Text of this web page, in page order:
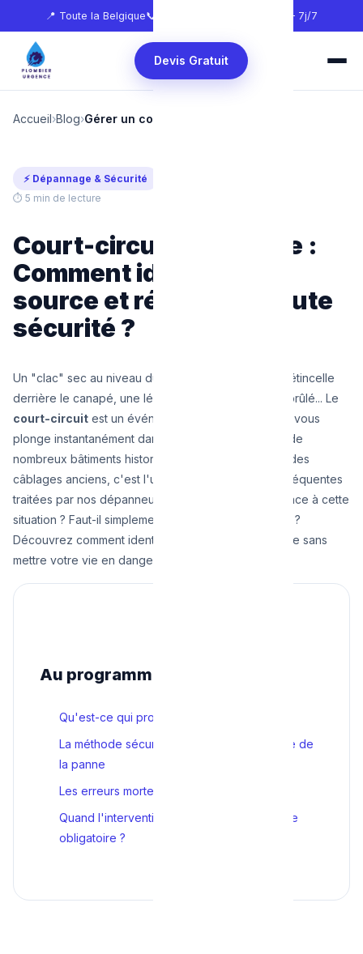
📍 Toute la Belgique📞 🕐 24h/24 — 7j/7
Devis Gratuit
Accueil›Blog›Gérer un court-circuit
⚡ Dépannage & Sécurité
⏱ 5 min de lecture
Court-circuit électrique :
Comment identifier la
source et réparer en toute
sécurité ?
Un "clac" sec au niveau du tableau électrique, une étincelle
derrière le canapé, une légère odeur de plastique brûlé... Le
court-circuit est un événement impressionnant qui vous
plonge instantanément dans le noir. À Bruxelles, où de
nombreux bâtiments historiques possèdent encore des
câblages anciens, c'est l'une des pannes les plus fréquentes
traitées par nos dépanneurs. Mais comment réagir face à cette
situation ? Faut-il simplement remonter le disjoncteur ?
Découvrez comment identifier la source du problème sans
mettre votre vie en danger.
Au programme
Qu'est-ce qui provoque un court-circuit ?
La méthode sécurisée pour trouver l'origine de
la panne
Les erreurs mortelles à ne jamais commettre
Quand l'intervention d'un électricien est-elle
obligatoire ?